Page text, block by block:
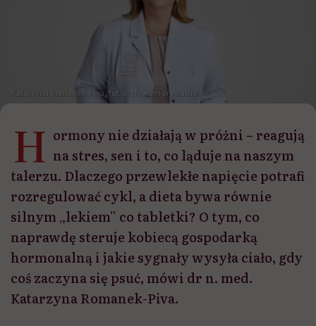
Katarzyna Romanek-Piva /fot. archiwum prywatne
H ormony nie działają w próżni – reagują
na stres, sen i to, co ląduje na naszym
talerzu. Dlaczego przewlekłe napięcie potrafi
rozregulować cykl, a dieta bywa równie
silnym „lekiem” co tabletki? O tym, co
naprawdę steruje kobiecą gospodarką
hormonalną i jakie sygnały wysyła ciało, gdy
coś zaczyna się psuć, mówi dr n. med.
Katarzyna Romanek-Piva.